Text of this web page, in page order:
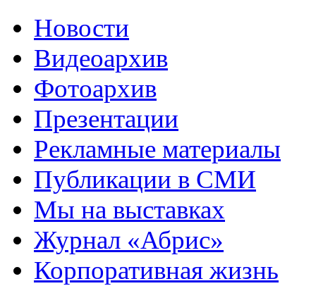
Новости
Видеоархив
Фотоархив
Презентации
Рекламные материалы
Публикации в СМИ
Мы на выставках
Журнал «Абрис»
Корпоративная жизнь